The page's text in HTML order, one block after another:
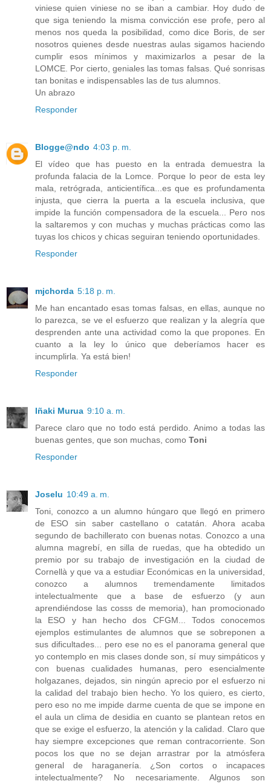
viniese quien viniese no se iban a cambiar. Hoy dudo de
que siga teniendo la misma convicción ese profe, pero al
menos nos queda la posibilidad, como dice Boris, de ser
nosotros quienes desde nuestras aulas sigamos haciendo
cumplir esos mínimos y maximizarlos a pesar de la
LOMCE. Por cierto, geniales las tomas falsas. Qué sonrisas
tan bonitas e indispensables las de tus alumnos.
Un abrazo
Responder
Blogge@ndo 4:03 p. m.
El vídeo que has puesto en la entrada demuestra la
profunda falacia de la Lomce. Porque lo peor de esta ley
mala, retrógrada, anticientífica...es que es profundamenta
injusta, que cierra la puerta a la escuela inclusiva, que
impide la función compensadora de la escuela... Pero nos
la saltaremos y con muchas y muchas prácticas como las
tuyas los chicos y chicas seguiran teniendo oportunidades.
Responder
mjchorda 5:18 p. m.
Me han encantado esas tomas falsas, en ellas, aunque no
lo parezca, se ve el esfuerzo que realizan y la alegría que
desprenden ante una actividad como la que propones. En
cuanto a la ley lo único que deberíamos hacer es
incumplirla. Ya está bien!
Responder
Iñaki Murua 9:10 a. m.
Parece claro que no todo está perdido. Animo a todas las
buenas gentes, que son muchas, como Toni
Responder
Joselu 10:49 a. m.
Toni, conozco a un alumno húngaro que llegó en primero
de ESO sin saber castellano o catatán. Ahora acaba
segundo de bachillerato con buenas notas. Conozco a una
alumna magrebí, en silla de ruedas, que ha obtedido un
premio por su trabajo de investigación en la ciudad de
Cornellà y que va a estudiar Económicas en la universidad,
conozco a alumnos tremendamente limitados
intelectualmente que a base de esfuerzo (y aun
aprendiéndose las cosss de memoria), han promocionado
la ESO y han hecho dos CFGM... Todos conocemos
ejemplos estimulantes de alumnos que se sobreponen a
sus dificultades... pero ese no es el panorama general que
yo contemplo en mis clases donde son, sí muy simpáticos y
con buenas cualidades humanas, pero esencialmente
holgazanes, dejados, sin ningún aprecio por el esfuerzo ni
la calidad del trabajo bien hecho. Yo los quiero, es cierto,
pero eso no me impide darme cuenta de que se impone en
el aula un clima de desidia en cuanto se plantean retos en
que se exige el esfuerzo, la atención y la calidad. Claro que
hay siempre excepciones que reman contracorriente. Son
pocos los que no se dejan arrastrar por la atmósfera
general de haraganería. ¿Son cortos o incapaces
intelectualmente? No necesariamente. Algunos son